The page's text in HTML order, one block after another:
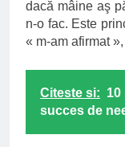
dacă mâine aş
n-o fac. Este
« m-am afirmat
Citeste si: 10
succes de